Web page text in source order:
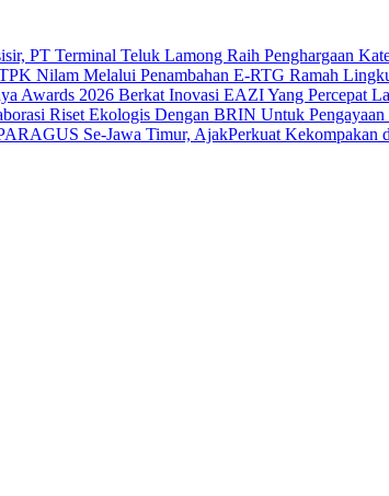
PT Terminal Teluk Lamong Raih Penghargaan
Nilam Melalui Penambahan E-RTG Ramah
Awards 2026 Berkat Inovasi EAZI Yang Percepat
Riset Ekologis Dengan BRIN Untuk Pengayaan
Se-Jawa Timur, AjakPerkuat Kekompakan